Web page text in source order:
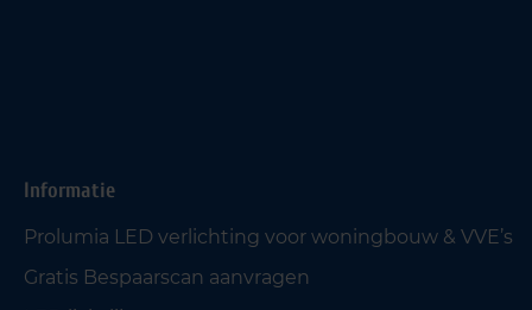
Informatie
Prolumia LED verlichting voor woningbouw & VVE’s
Gratis Bespaarscan aanvragen